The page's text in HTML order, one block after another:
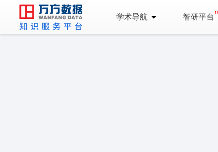
学术导航 智研平台